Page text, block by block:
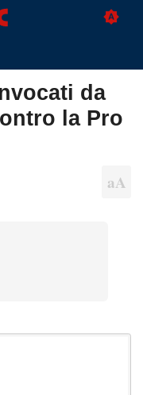
da
la Pro